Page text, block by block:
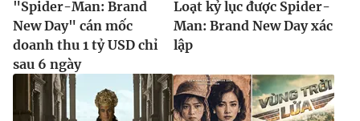
"Spider-Man: Brand
New Day" cán mốc
doanh thu 1 tỷ USD chỉ
sau 6 ngày
Loạt kỷ lục được Spider-
Man: Brand New Day xác
lập